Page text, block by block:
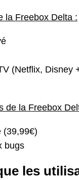
la Freebox Delta :
(Netflix, Disney
de la Freebox
(39,99€)
bugs
les